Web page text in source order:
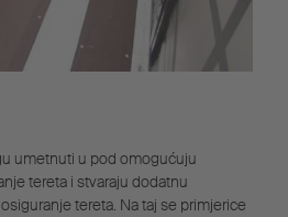
umetnuti u pod omogućuju
tereta i stvaraju dodatnu
tereta. Na taj se primjerice